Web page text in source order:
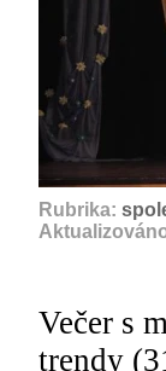
Rubrika:
Večer s
trendy